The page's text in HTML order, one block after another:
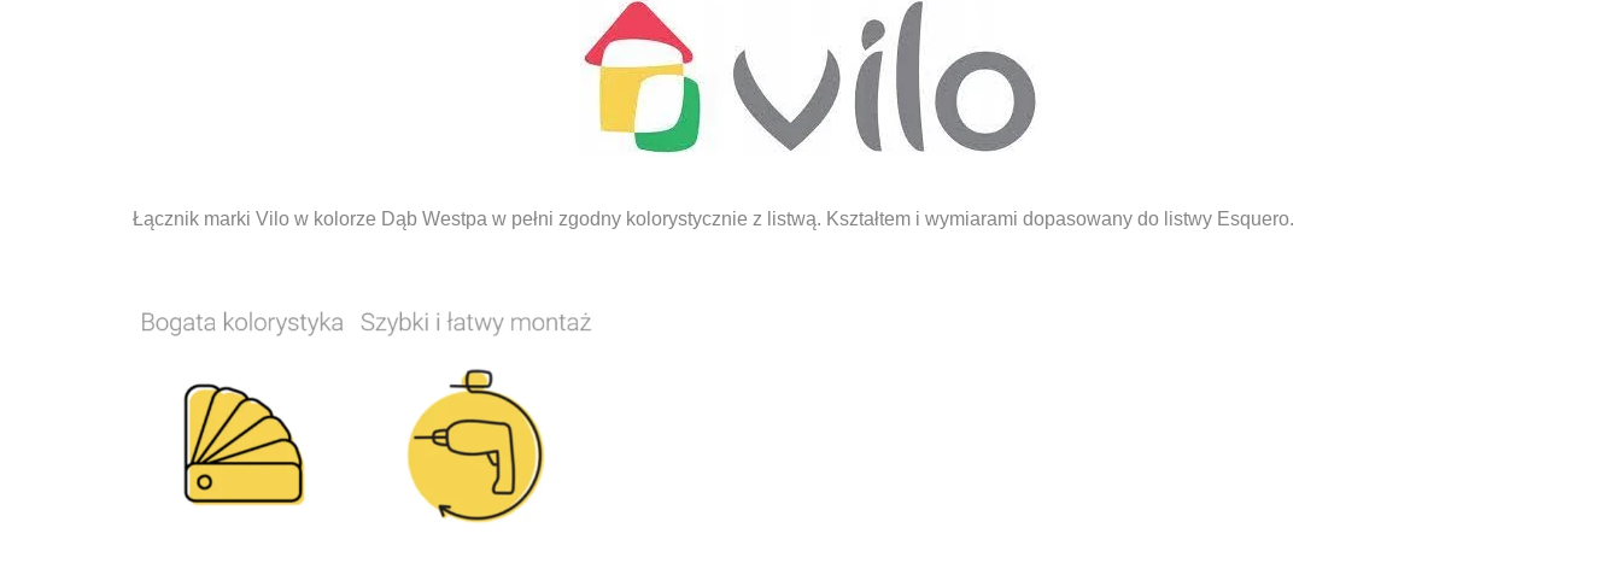
Łącznik marki Vilo w kolorze Dąb Westpa w pełni zgodny kolorystycznie z listwą. Kształtem i wymiarami dopasowany do listwy Esquero.